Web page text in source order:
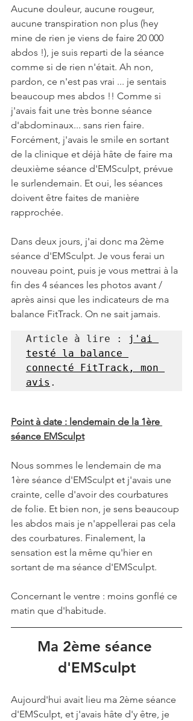
Aucune douleur, aucune rougeur,
aucune transpiration non plus (hey
mine de rien je viens de faire 20 000
abdos !), je suis reparti de la séance
comme si de rien n'était. Ah non,
pardon, ce n'est pas vrai ... je sentais
beaucoup mes abdos !! Comme si
j'avais fait une très bonne séance
d'abdominaux... sans rien faire.
Forcément, j'avais le smile en sortant
de la clinique et déjà hâte de faire ma
deuxième séance d'EMSculpt, prévue
le surlendemain. Et oui, les séances
doivent être faites de manière
rapprochée.
Dans deux jours, j'ai donc ma 2ème
séance d'EMSculpt. Je vous ferai un
nouveau point, puis je vous mettrai à la
fin des 4 séances les photos avant /
après ainsi que les indicateurs de ma
balance FitTrack. On ne sait jamais.
Article à lire :
j'ai
testé la balance
connecté FitTrack, mon
avis .
Point à date : lendemain de la 1ère
séance EMSculpt
Nous sommes le lendemain de ma
1ère séance d'EMSculpt et j'avais une
crainte, celle d'avoir des courbatures
de folie. Et bien non, je sens beaucoup
les abdos mais je n'appellerai pas cela
des courbatures. Finalement, la
sensation est la même qu'hier en
sortant de ma séance d'EMSculpt.
Concernant le ventre : moins gonflé ce
matin que d'habitude.
Ma 2ème séance
d'EMSculpt
Aujourd'hui avait lieu ma 2ème séance
d'EMSculpt, et j'avais hâte d'y être, je